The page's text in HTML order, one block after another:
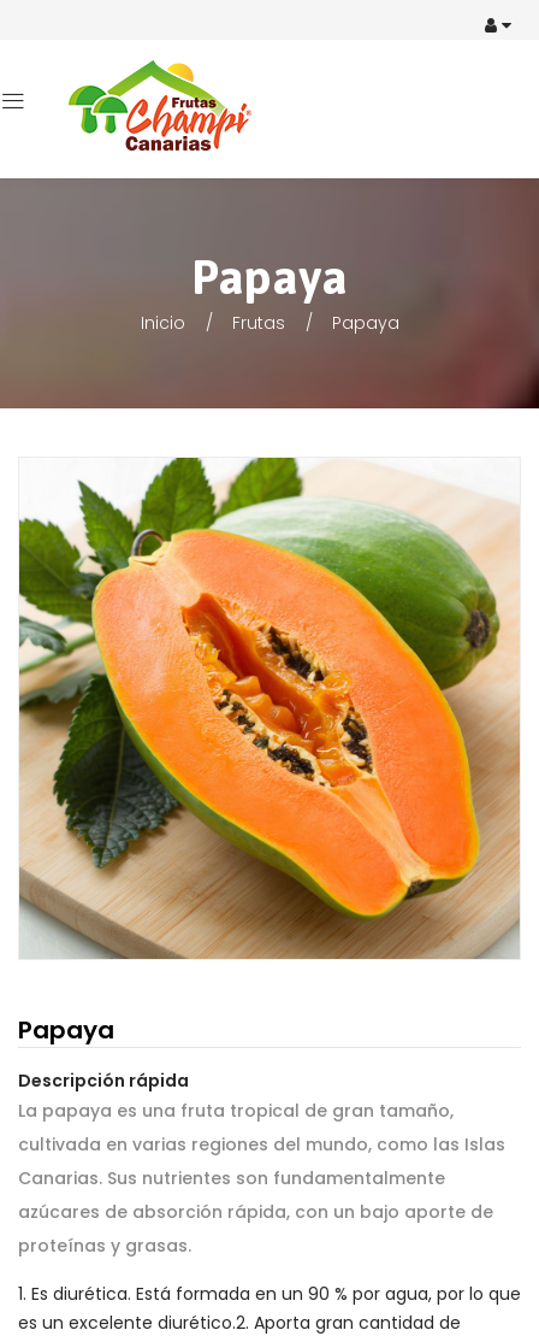
Papaya
Inicio Frutas Papaya
Papaya
Descripción rápida
La papaya es una fruta tropical de gran tamaño,
cultivada en varias regiones del mundo, como las Islas
Canarias. Sus nutrientes son fundamentalmente
azúcares de absorción rápida, con un bajo aporte de
proteínas y grasas.
1. Es diurética. Está formada en un 90 % por agua, por lo que
es un excelente diurético.2. Aporta gran cantidad de